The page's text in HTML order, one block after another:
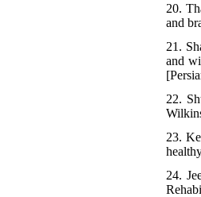
20.
and
21.
and
22.
23.
24.